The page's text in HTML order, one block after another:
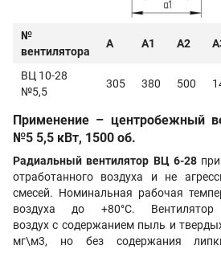
№
вентилятора
A A1 A2
ВЦ 10-28
№5,5
305 380 500
Применение – центробежный
№5 5,5 кВт, 1500 об.
Радиальный вентилятор ВЦ 6-28
отработанного воздуха и не
смесей. Номинальная рабочая
воздуха до +80°С.
воздух с содержанием пыль и
мг\м3, но без содержания